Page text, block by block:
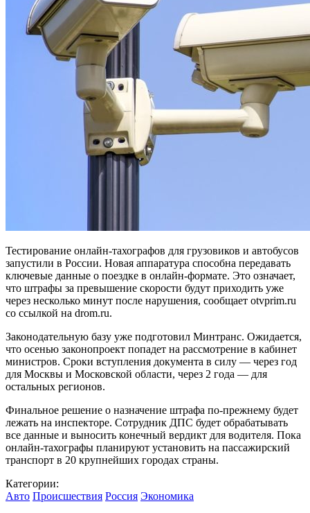
Тестирование онлайн-тахографов для грузовиков и автобусов
запустили в России. Новая аппаратура способна передавать
ключевые данные о поездке в онлайн-формате. Это означает,
что штрафы за превышение скорости будут приходить уже
через несколько минут после нарушения, сообщает otvprim.ru
со ссылкой на drom.ru.
Законодательную базу уже подготовил Минтранс. Ожидается,
что осенью законопроект попадет на рассмотрение в кабинет
министров. Сроки вступления документа в силу — через год
для Москвы и Московской области, через 2 года — для
остальных регионов.
Финальное решение о назначение штрафа по-прежнему будет
лежать на инспекторе. Сотрудник ДПС будет обрабатывать
все данные и выносить конечный вердикт для водителя. Пока
онлайн-тахографы планируют установить на пассажирский
транспорт в 20 крупнейших городах страны.
Категории:
Авто Происшествия Россия Экономика